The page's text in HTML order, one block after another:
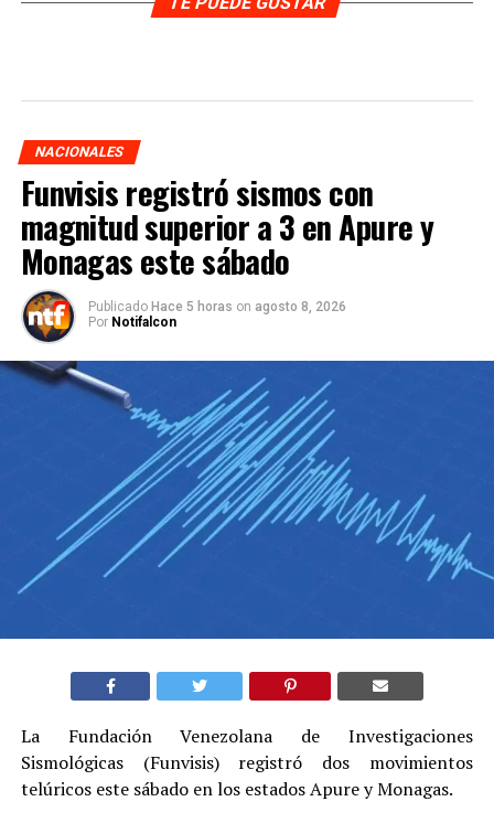
NACIONALES
Funvisis registró sismos con
magnitud superior a 3 en Apure y
Monagas este sábado
Publicado Hace 5 horas on agosto 8, 2026
Por Notifalcon
La Fundación Venezolana de Investigaciones
Sismológicas (Funvisis) registró dos movimientos
telúricos este sábado en los estados Apure y Monagas.